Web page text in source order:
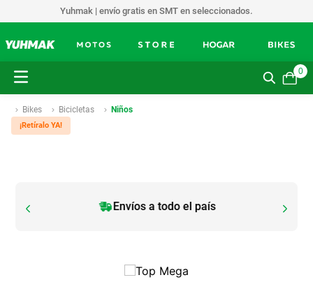
Yuhmak | envío gratis en SMT en seleccionados.
0
Bikes Bicicletas Niños
¡Retíralo YA!
Envíos a todo el país